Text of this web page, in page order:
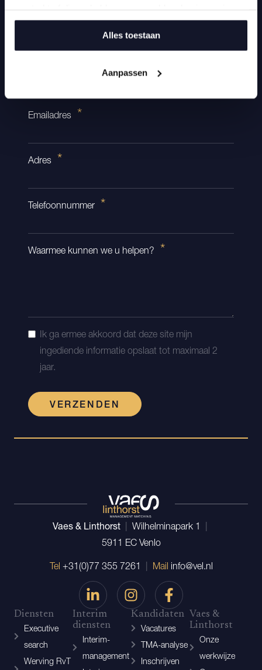
gebruik van hun services.
Alles toestaan
Aanpassen
Emailadres
Adres
Telefoonnummer
Waarmee kunnen we u helpen?
Ik ga ermee akkoord dat deze site mijn
ingediende informatie opslaat tot maximaal 2
jaar.
VERZENDEN
Vaes & Linthorst | Wilhelminapark 1 |
5911 EC Venlo
Tel +31(0)77 355 7261 | Mail info@vel.nl
Diensten
Executive
search
Werving RvT
Interim
diensten
Interim-
management
Kandidaten
Vacatures
TMA-analyse
Inschrijven
Vaes &
Linthorst
Onze
werkwijze